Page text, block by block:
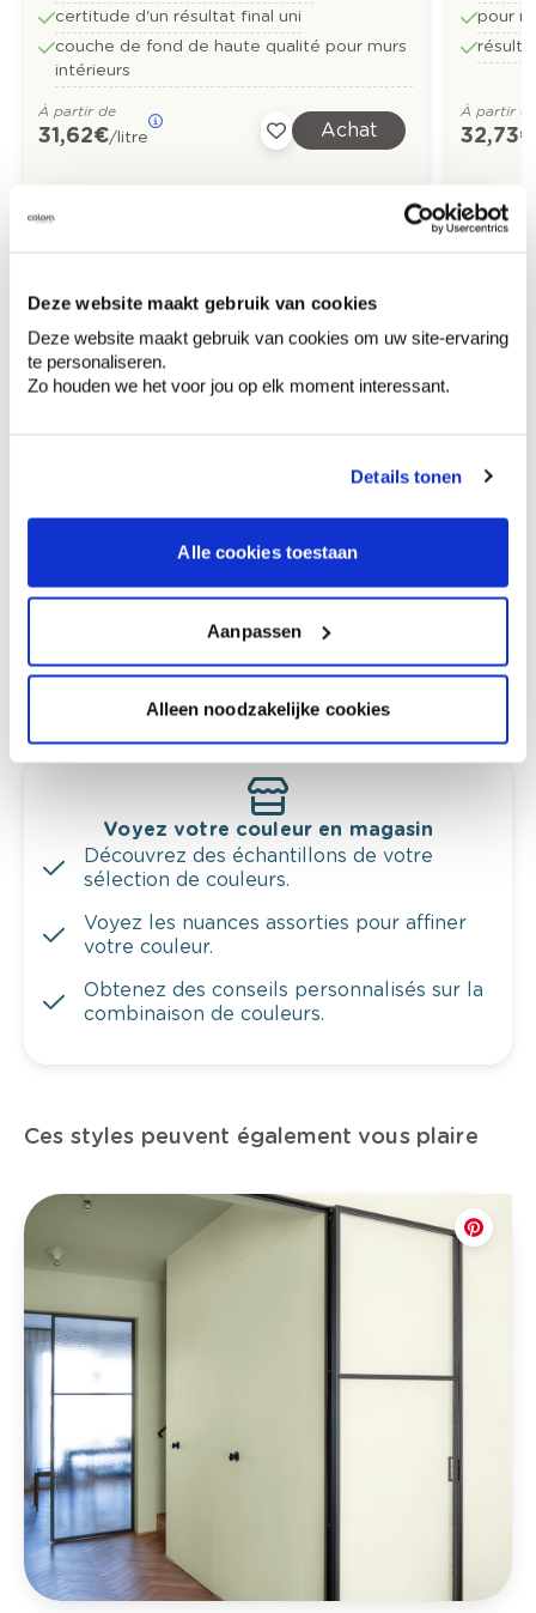
Deze website maakt gebruik van cookies
Deze website maakt gebruik van cookies om uw site-ervaring
te personaliseren.
Zo houden we het voor jou op elk moment interessant.
Details tonen
Alle cookies toestaan
Aanpassen
Alleen noodzakelijke cookies
certitude d'un résultat final uni
couche de fond de haute qualité pour murs
intérieurs
À partir de
31,62 €/litre Achat
pour
À partir
32,73 €
Salle à manger
Moderne
Off black
en couleur.
Obtenez un conseil couleur en fonction de
l'éclairage et de votre mobilier.
Obtenez un contrôle technologique de vos
Voyez votre couleur en magasin
Découvrez des échantillons de votre
sélection de couleurs.
Voyez les nuances assorties pour affiner
votre couleur.
Obtenez des conseils personnalisés sur la
combinaison de couleurs.
Ces styles peuvent également vous plaire